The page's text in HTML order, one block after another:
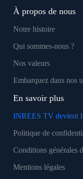
À propos de nous
Notre histoire
Qui sommes-nous ?
Nos valeurs
Embarquez dans nos
En savoir plus
INREES TV devient
Politique de
Conditions générales
Mentions légales